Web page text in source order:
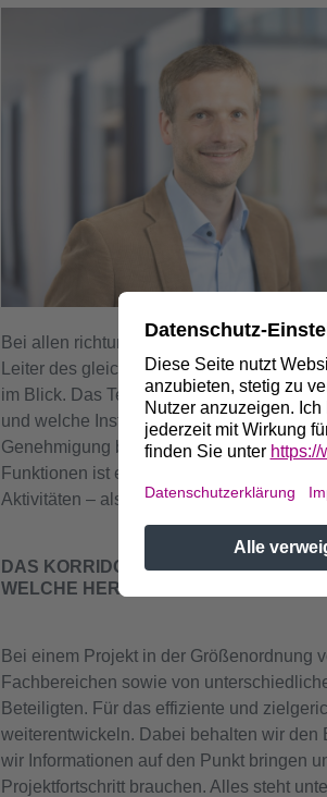
Bei allen richtungsweisenden
Leiter des gleichnamigen Teams mit.
im Blick. Das Team plant, wie und bis
und welche Instrumente wir einsetzen.
Genehmigung bis hin zu Technik und
Funktionen ist es essenziell, einen
Aktivitäten – also den Stand des
DAS KORRIDOR-B-TEAM IST SEHR
WELCHE HERAUSFORDERUNGEN
Bei einem Projekt in der Größenordnung
Fachbereichen sowie von
Beteiligten. Für das effiziente und
weiterentwickeln. Dabei behalten wir den
wir Informationen auf den Punkt bringen
Projektfortschritt brauchen. Alles steht